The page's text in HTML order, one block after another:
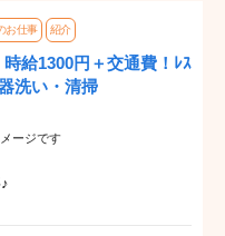
お仕事 紹介
時給1300円＋交通費！ﾚｽ
洗い・清掃
ージです